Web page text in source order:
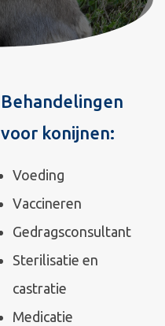
Behandelingen
voor konijnen:
Voeding
Vaccineren
Gedragsconsultant
Sterilisatie en
castratie
Medicatie